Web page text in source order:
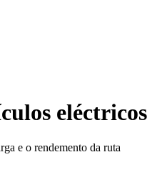
eléctricos
e o rendemento da ruta